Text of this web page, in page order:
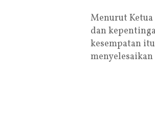
Menurut
dan
kesempatan